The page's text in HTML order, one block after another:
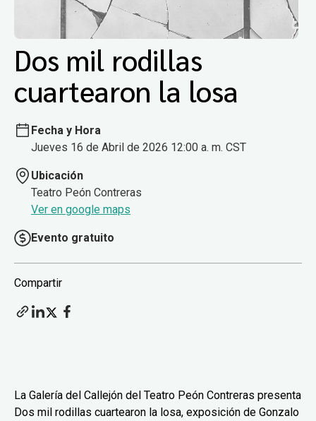
Dos mil rodillas
cuartearon la losa
Fecha y Hora
Jueves 16 de Abril de 2026 12:00 a. m. CST
Ubicación
Teatro Peón Contreras
Ver en google maps
Evento gratuito
Compartir
La Galería del Callejón del Teatro Peón Contreras presenta
Dos mil rodillas cuartearon la losa, exposición de Gonzalo